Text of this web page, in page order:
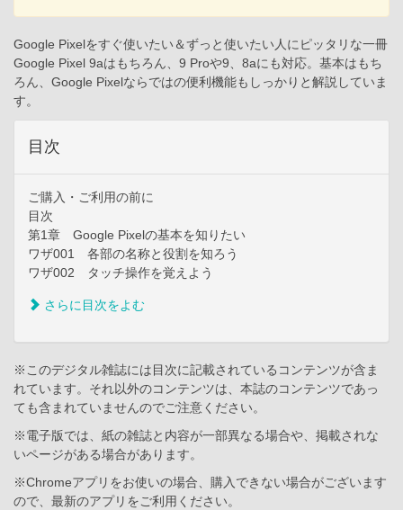
Google Pixelをすぐ使いたい＆ずっと使いたい人にピッタリな一冊
Google Pixel 9aはもちろん、9 Proや9、8aにも対応。基本はもち
ろん、Google Pixelならではの便利機能もしっかりと解説していま
す。
目次
ご購入・ご利用の前に
目次
第1章 Google Pixelの基本を知りたい
ワザ001 各部の名称と役割を知ろう
ワザ002 タッチ操作を覚えよう
さらに目次をよむ
※このデジタル雑誌には目次に記載されているコンテンツが含ま
れています。それ以外のコンテンツは、本誌のコンテンツであっ
ても含まれていませんのでご注意ください。
※電子版では、紙の雑誌と内容が一部異なる場合や、掲載されな
いページがある場合があります。
※Chromeアプリをお使いの場合、購入できない場合がございます
ので、最新のアプリをご利用ください。